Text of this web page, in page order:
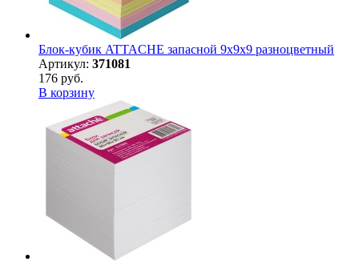
Блок-кубик ATTACHE запасной 9х9х9 разноцветный
Артикул: 371081
176 руб.
В корзину